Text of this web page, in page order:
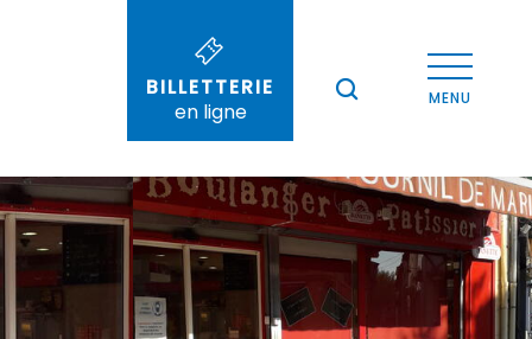
--°
BILLETTERIE
en ligne
MENU
Voir les photos (3)